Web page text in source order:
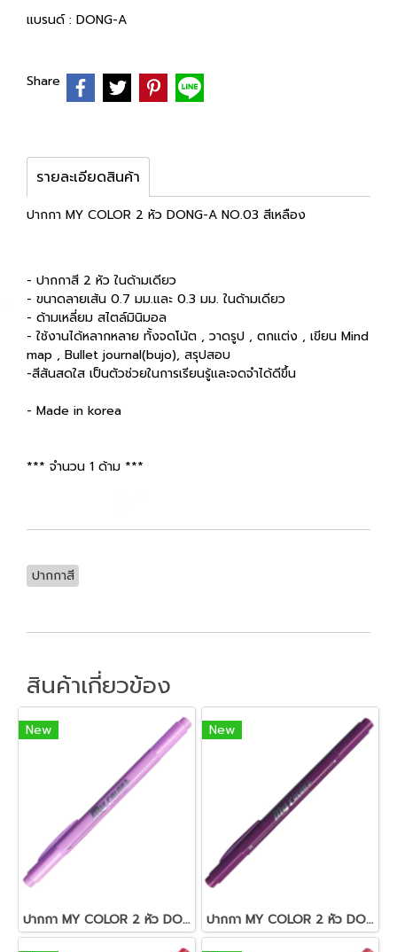
แบรนด์ : DONG-A
Share
รายละเอียดสินค้า
ปากกา MY COLOR 2 หัว DONG-A NO.03 สีเหลือง
- ปากกาสี 2 หัว ในด้ามเดียว
- ขนาดลายเส้น 0.7 มม.และ 0.3 มม. ในด้ามเดียว
- ด้ามเหลี่ยม สไตล์มินิมอล
- ใช้งานได้หลากหลาย ทั้งจดโน้ต , วาดรูป , ตกแต่ง , เขียน Mind
map , Bullet journal(bujo), สรุปสอบ
-สีสันสดใส เป็นตัวช่วยในการเรียนรู้และจดจำได้ดีขึ้น
- Made in korea
*** จำนวน 1 ด้าม ***
ปากกาสี
สินค้าเกี่ยวข้อง
New
ปากกา MY COLOR 2 หัว DONG-A NO MC2.56 สีม่วงอมชมพูอ่อน
New
ปากกา MY COLOR 2 หัว DONG-A NO MC2.23 สีม่วง